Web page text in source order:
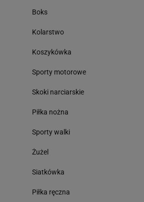
Boks
Kolarstwo
Koszykówka
Sporty motorowe
Skoki narciarskie
Piłka nożna
Sporty walki
Żużel
Siatkówka
Piłka ręczna